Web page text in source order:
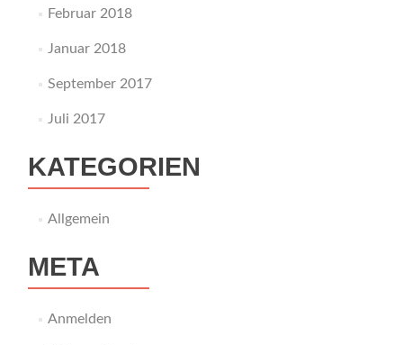
Februar 2018
Januar 2018
September 2017
Juli 2017
KATEGORIEN
Allgemein
META
Anmelden